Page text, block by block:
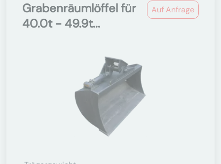
Auf Anfrage
Grabenräumlöffel für
40.0t - 49.9t...